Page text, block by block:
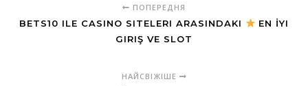
ПОПЕРЕДНЯ
BETS10 ILE CASINO SITELERI ARASINDAKI
EN İYI
GIRIŞ VE SLOT
НАЙСВІЖІШЕ